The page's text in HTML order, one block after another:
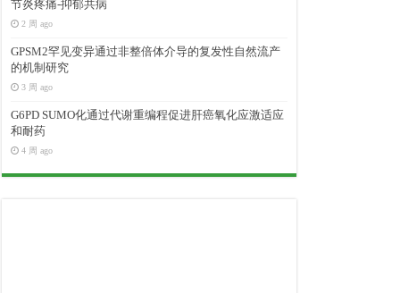
节炎疼痛-抑郁共病
2 周 ago
GPSM2罕见变异通过非整倍体介导的复发性自然流产
的机制研究
3 周 ago
G6PD SUMO化通过代谢重编程促进肝癌氧化应激适应
和耐药
4 周 ago